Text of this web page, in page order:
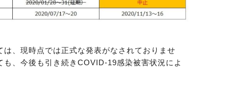
、現時点では正式な発表がなされておりませ
、今後も引き続きCOVID-19感染被害状況によ